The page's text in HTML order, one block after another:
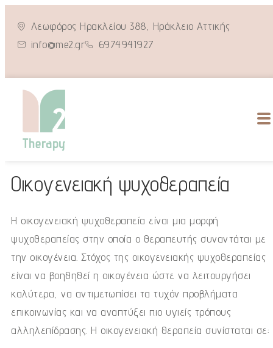
Λεωφόρος Ηρακλείου 388, Ηράκλειο Αττικής
info@me2.gr
6974941927
Οικογενειακή ψυχοθεραπεία
Η οικογενειακή ψυχοθεραπεία είναι μια μορφή
ψυχοθεραπείας στην οποία ο θεραπευτής συναντάται με
την οικογένεια. Στόχος της οικογενειακής ψυχοθεραπείας
είναι να βοηθηθεί η οικογένεια ώστε να λειτουργήσει
καλύτερα, να αντιμετωπίσει τα τυχόν προβλήματα
επικοινωνίας και να αναπτύξει πιο υγιείς τρόπους
αλληλεπίδρασης. Η οικογενειακή θεραπεία συνίσταται σε: